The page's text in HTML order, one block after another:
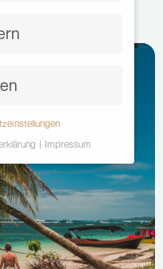
Impressum
über alle
Ihre Einwilligung
oder sich weitere
und so nur
auswählen.